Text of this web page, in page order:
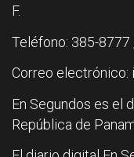
F.
Teléfono: 385-
Correo electrónico:
En Segundos es el
República de